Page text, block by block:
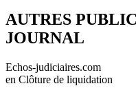
AUTRES
JOURNAL
Echos-judiciaires.com
en Clôture de liquidation